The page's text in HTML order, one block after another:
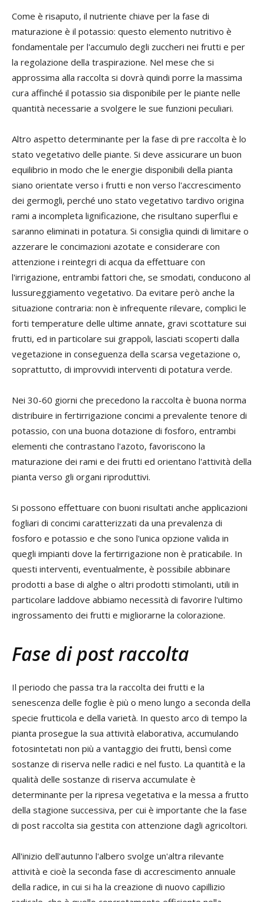
Come è risaputo, il nutriente chiave per la fase di
maturazione è il potassio: questo elemento nutritivo è
fondamentale per l'accumulo degli zuccheri nei frutti e per
la regolazione della traspirazione. Nel mese che si
approssima alla raccolta si dovrà quindi porre la massima
cura affinché il potassio sia disponibile per le piante nelle
quantità necessarie a svolgere le sue funzioni peculiari.
Altro aspetto determinante per la fase di pre raccolta è lo
stato vegetativo delle piante. Si deve assicurare un buon
equilibrio in modo che le energie disponibili della pianta
siano orientate verso i frutti e non verso l'accrescimento
dei germogli, perché uno stato vegetativo tardivo origina
rami a incompleta lignificazione, che risultano superflui e
saranno eliminati in potatura. Si consiglia quindi di limitare o
azzerare le concimazioni azotate e considerare con
attenzione i reintegri di acqua da effettuare con
l'irrigazione, entrambi fattori che, se smodati, conducono al
lussureggiamento vegetativo. Da evitare però anche la
situazione contraria: non è infrequente rilevare, complici le
forti temperature delle ultime annate, gravi scottature sui
frutti, ed in particolare sui grappoli, lasciati scoperti dalla
vegetazione in conseguenza della scarsa vegetazione o,
soprattutto, di improvvidi interventi di potatura verde.
Nei 30-60 giorni che precedono la raccolta è buona norma
distribuire in fertirrigazione concimi a prevalente tenore di
potassio, con una buona dotazione di fosforo, entrambi
elementi che contrastano l'azoto, favoriscono la
maturazione dei rami e dei frutti ed orientano l'attività della
pianta verso gli organi riproduttivi.
Si possono effettuare con buoni risultati anche applicazioni
fogliari di concimi caratterizzati da una prevalenza di
fosforo e potassio e che sono l'unica opzione valida in
quegli impianti dove la fertirrigazione non è praticabile. In
questi interventi, eventualmente, è possibile abbinare
prodotti a base di alghe o altri prodotti stimolanti, utili in
particolare laddove abbiamo necessità di favorire l'ultimo
ingrossamento dei frutti e migliorarne la colorazione.
Fase di post raccolta
Il periodo che passa tra la raccolta dei frutti e la
senescenza delle foglie è più o meno lungo a seconda della
specie frutticola e della varietà. In questo arco di tempo la
pianta prosegue la sua attività elaborativa, accumulando
fotosintetati non più a vantaggio dei frutti, bensì come
sostanze di riserva nelle radici e nel fusto. La quantità e la
qualità delle sostanze di riserva accumulate è
determinante per la ripresa vegetativa e la messa a frutto
della stagione successiva, per cui è importante che la fase
di post raccolta sia gestita con attenzione dagli agricoltori.
All'inizio dell'autunno l'albero svolge un'altra rilevante
attività e cioè la seconda fase di accrescimento annuale
della radice, in cui si ha la creazione di nuovo capillizio